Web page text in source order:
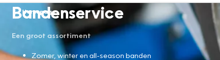
Homepage
Bandenservice
Een groot assortiment
Zomer, winter en all-season banden